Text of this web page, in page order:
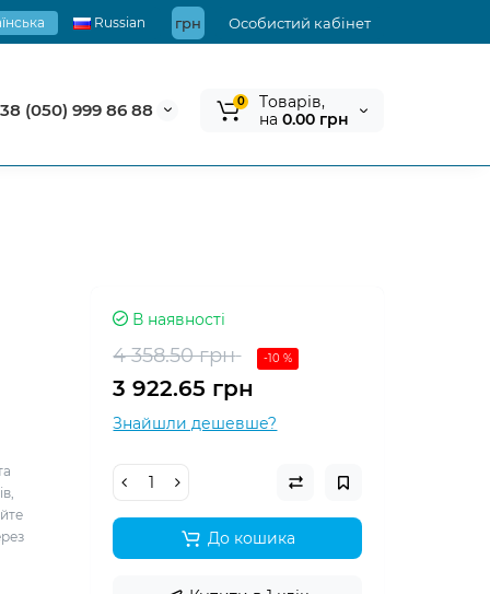
Особистий кабінет
грн
Russian
(050) 999 86 88 0
Tоварів,
на 0.00 грн
В наявності
4 358.50 грн -10 %
3 922.65 грн
Знайшли дешевше?
До кошика